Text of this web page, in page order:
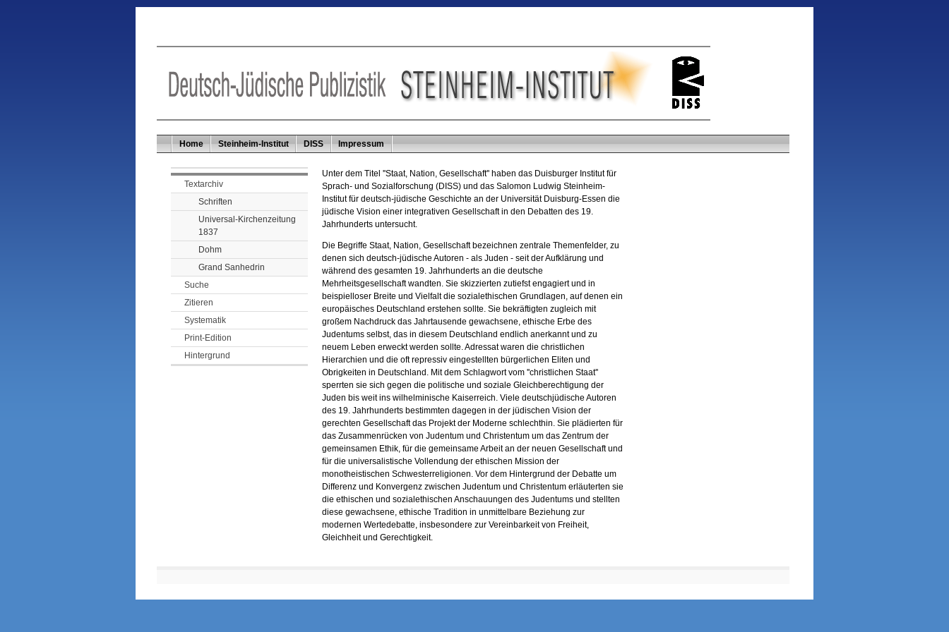
Home Steinheim-Institut DISS Impressum
Textarchiv
Schriften
Universal-Kirchenzeitung
1837
Dohm
Grand Sanhedrin
Suche
Zitieren
Systematik
Print-Edition
Hintergrund
Unter dem Titel ''Staat, Nation, Gesellschaft'' haben das Duisburger Institut für
Sprach- und Sozialforschung (DISS) und das Salomon Ludwig Steinheim-
Institut für deutsch-jüdische Geschichte an der Universität Duisburg-Essen die
jüdische Vision einer integrativen Gesellschaft in den Debatten des 19.
Jahrhunderts untersucht.
Die Begriffe Staat, Nation, Gesellschaft bezeichnen zentrale Themenfelder, zu
denen sich deutsch-jüdische Autoren - als Juden - seit der Aufklärung und
während des gesamten 19. Jahrhunderts an die deutsche
Mehrheitsgesellschaft wandten. Sie skizzierten zutiefst engagiert und in
beispielloser Breite und Vielfalt die sozialethischen Grundlagen, auf denen ein
europäisches Deutschland erstehen sollte. Sie bekräftigten zugleich mit
großem Nachdruck das Jahrtausende gewachsene, ethische Erbe des
Judentums selbst, das in diesem Deutschland endlich anerkannt und zu
neuem Leben erweckt werden sollte. Adressat waren die christlichen
Hierarchien und die oft repressiv eingestellten bürgerlichen Eliten und
Obrigkeiten in Deutschland. Mit dem Schlagwort vom ''christlichen Staat''
sperrten sie sich gegen die politische und soziale Gleichberechtigung der
Juden bis weit ins wilhelminische Kaiserreich. Viele deutsch­jüdische Autoren
des 19. Jahrhunderts bestimmten dagegen in der jüdischen Vision der
gerechten Gesellschaft das Projekt der Moderne schlechthin. Sie plädierten für
das Zusammenrücken von Judentum und Christentum um das Zentrum der
gemeinsamen Ethik, für die gemeinsame Arbeit an der neuen Gesellschaft und
für die universalistische Vollendung der ethischen Mission der
monotheistischen Schwesterreligionen. Vor dem Hintergrund der Debatte um
Differenz und Konvergenz zwischen Judentum und Christentum erläuterten sie
die ethischen und sozialethischen Anschauungen des Judentums und stellten
diese gewachsene, ethische Tradition in unmittelbare Beziehung zur
modernen Wertedebatte, insbesondere zur Vereinbarkeit von Freiheit,
Gleichheit und Gerechtigkeit.